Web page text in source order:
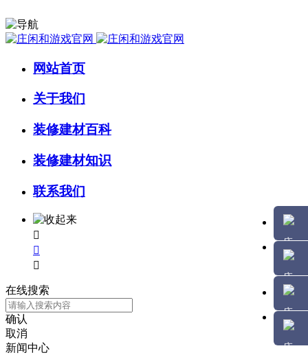
网站首页
关于我们
装修建材百科
装修建材知识
联系我们



在线搜索
确认
取消
新闻中心